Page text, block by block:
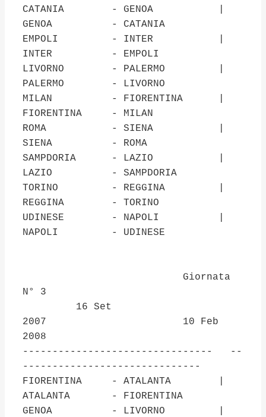
CATANIA - GENOA |
GENOA - CATANIA
EMPOLI - INTER |
INTER - EMPOLI
LIVORNO - PALERMO |
PALERMO - LIVORNO
MILAN - FIORENTINA |
FIORENTINA - MILAN
ROMA - SIENA |
SIENA - ROMA
SAMPDORIA - LAZIO |
LAZIO - SAMPDORIA
TORINO - REGGINA |
REGGINA - TORINO
UDINESE - NAPOLI |
NAPOLI - UDINESE
Giornata
N° 3
16 Set
2007 10 Feb
2008
-------------------------------- --
------------------------------
FIORENTINA - ATALANTA |
ATALANTA - FIORENTINA
GENOA - LIVORNO |